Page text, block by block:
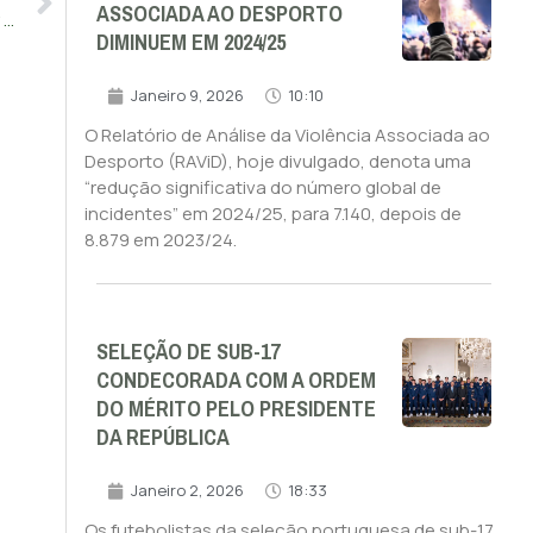
‘Leões’ tentam fugir no comando, ‘encarnados’ tentam fugir à crise ASSOCIADA AO DESPORTO
DIMINUEM EM 2024/25
Janeiro 9, 2026 10:10
O Relatório de Análise da Violência Associada ao
Desporto (RAViD), hoje divulgado, denota uma
“redução significativa do número global de
incidentes” em 2024/25, para 7.140, depois de
8.879 em 2023/24.
SELEÇÃO DE SUB-17
CONDECORADA COM A ORDEM
DO MÉRITO PELO PRESIDENTE
DA REPÚBLICA
Janeiro 2, 2026 18:33